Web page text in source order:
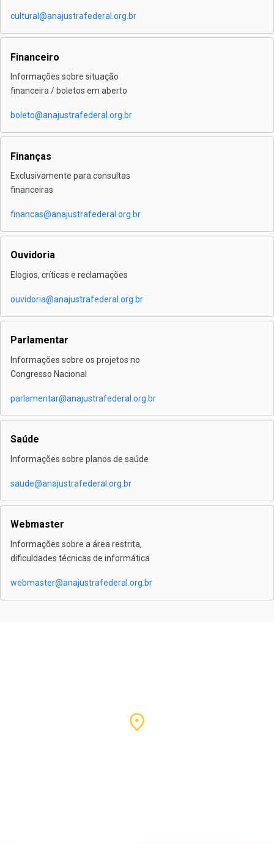
cultural@anajustrafederal.org.br
Financeiro
Informações sobre situação
financeira / boletos em aberto
boleto@anajustrafederal.org.br
Finanças
Exclusivamente para consultas
financeiras
financas@anajustrafederal.org.br
Ouvidoria
Elogios, críticas e reclamações
ouvidoria@anajustrafederal.org.br
Parlamentar
Informações sobre os projetos no
Congresso Nacional
parlamentar@anajustrafederal.org.br
Saúde
Informações sobre planos de saúde
saude@anajustrafederal.org.br
Webmaster
Informações sobre a área restrita,
dificuldades técnicas de informática
webmaster@anajustrafederal.org.br